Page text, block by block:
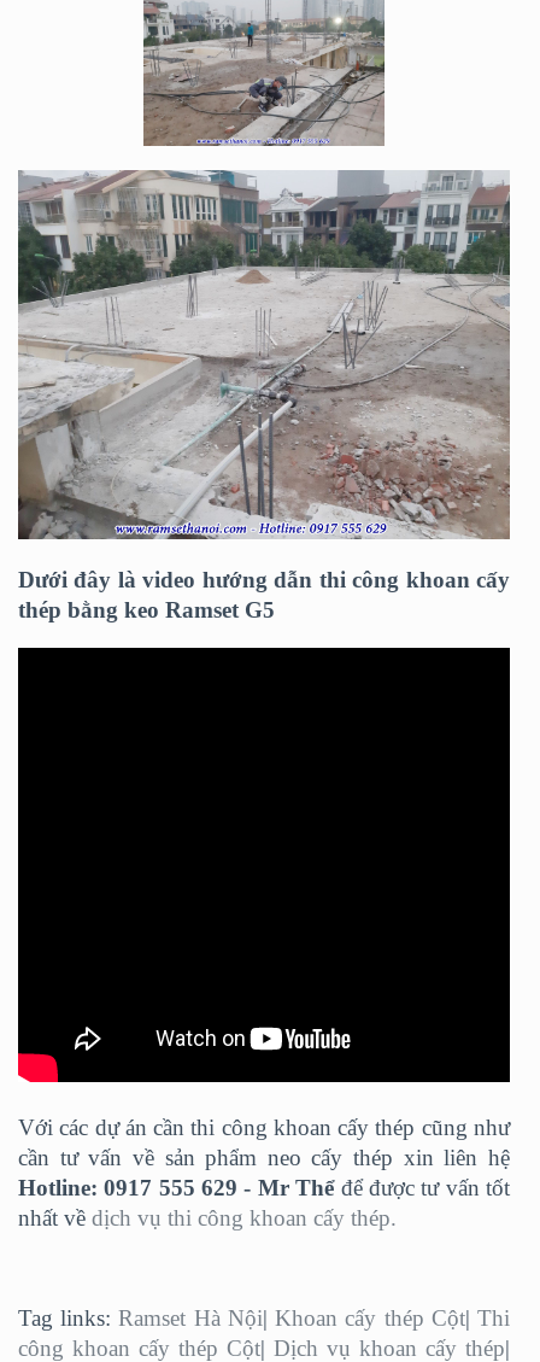
Dưới đây là video hướng dẫn thi công khoan cấy
thép bằng keo Ramset G5
Với các dự án cần thi công khoan cấy thép cũng như
cần tư vấn về sản phẩm neo cấy thép xin liên hệ
Hotline: 0917 555 629 - Mr Thểđể được tư vấn tốt
nhất về dịch vụ thi công khoan cấy thép.
Tag links:Ramset Hà Nội|Khoan cấy thép Cột|Thi
công khoan cấy thép Cột| Dịch vụ khoan cấy thép|